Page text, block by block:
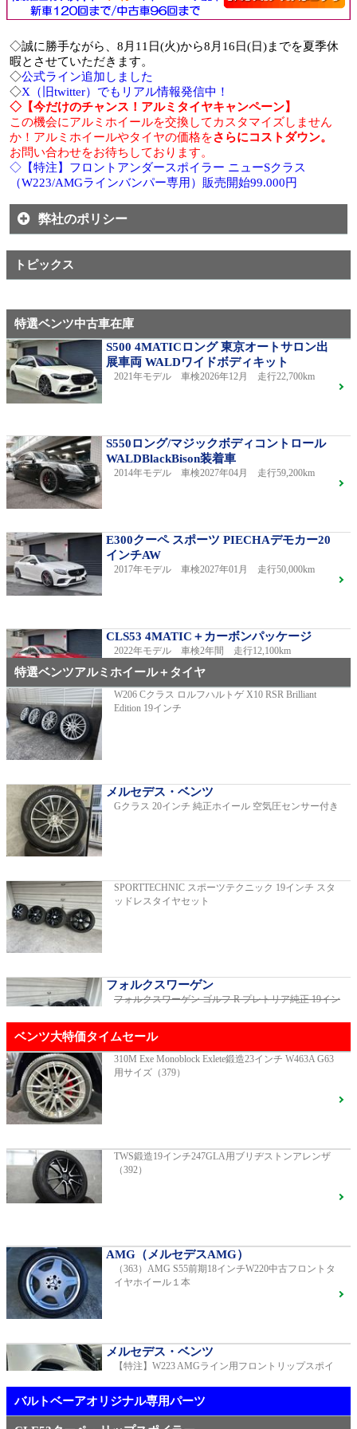
◇誠に勝手ながら、8月11日(火)から8月16日(日)までを夏季休
暇とさせていただきます。
◇公式ライン追加しました
◇X（旧twitter）でもリアル情報発信中！
◇【今だけのチャンス！アルミタイヤキャンペーン】
この機会にアルミホイールを交換してカスタマイズしません
か！アルミホイールやタイヤの価格をさらにコストダウン。
お問い合わせをお待ちしております。
◇【特注】フロントアンダースポイラー ニューSクラス
（W223/AMGラインバンパー専用）販売開始99.000円
弊社のポリシー
トピックス
特選ベンツ中古車在庫
S500 4MATICロング 東京オートサロン出
展車両 WALDワイドボディキット
2021年モデル 車検2026年12月 走行22,700km
S550ロング/マジックボディコントロール
WALDBlackBison装着車
2014年モデル 車検2027年04月 走行59,200km
E300クーペ スポーツ PIECHAデモカー20
インチAW
2017年モデル 車検2027年01月 走行50,000km
CLS53 4MATIC＋カーボンパッケージ
2022年モデル 車検2年間 走行12,100km
GT53 4MATIC+ ダイナミックプラスパッ
ケージご成約済
2024年モデル 車検2027年01月 走行8,500km
2018年モデル 車検 走行23,500km
ベンツ中古車在庫車情報
特選ベンツアルミホイール＋タイヤ
W206 Cクラス ロルフハルトゲ X10 RSR Brilliant
Edition 19インチ
メルセデス・ベンツ
Gクラス 20インチ 純正ホイール 空気圧センサー付き
SPORTTECHNIC スポーツテクニック 19インチ スタ
ッドレスタイヤセット
フォルクスワーゲン
フォルクスワーゲン ゴルフ R プレトリア純正 19イン
AMG（メルセデスAMG）
R231 SL400 ロルフハルトゲ20インチアルミホイール
【中古タイヤ美品】ピレリPゼロネロ255/30/20 5分山1
本売り（TY005）
メルセデス・ベンツ
TWS EX-fMⅡ Monoblock 20インチ メルセデスベンツ
専用 中古 W213 E53用（405）
ベンツ大特価タイムセール
310M Exe Monoblock Exlete鍛造23インチ W463A G63
用サイズ（379）
TWS鍛造19インチ247GLA用ブリヂストンアレンザ
（392）
AMG（メルセデスAMG）
（363）AMG S55前期18インチW220中古フロントタ
イヤホイール１本
メルセデス・ベンツ
【特注】W223 AMGライン用フロントリップスポイ
バルトベーアオリジナル専用パーツ